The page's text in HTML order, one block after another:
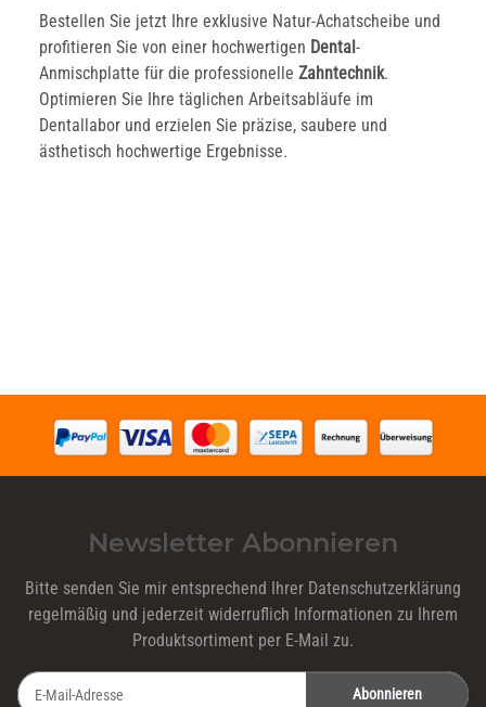
Bestellen Sie jetzt Ihre exklusive Natur-Achatscheibe und
profitieren Sie von einer hochwertigen Dental -
Anmischplatte für die professionelle Zahntechnik.
Optimieren Sie Ihre täglichen Arbeitsabläufe im
Dentallabor und erzielen Sie präzise, saubere und
ästhetisch hochwertige Ergebnisse.
Newsletter Abonnieren
Bitte senden Sie mir entsprechend Ihrer Datenschutzerklärung
regelmäßig und jederzeit widerruflich Informationen zu Ihrem
Produktsortiment per E-Mail zu.
Abonnieren